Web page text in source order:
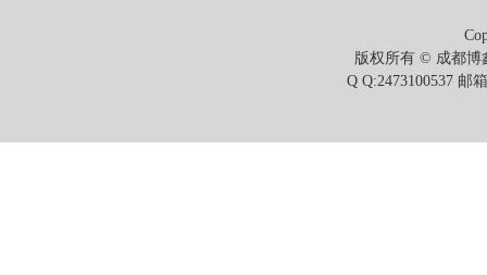
版权所有 © 成都博
Q Q:2473100537 邮